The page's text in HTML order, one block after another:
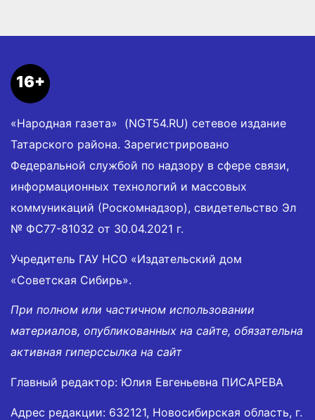
16+
«Народная газета» (NGT54.RU) сетевое издание
Татарского района. Зарегистрировано
Федеральной службой по надзору в сфере связи,
информационных технологий и массовых
коммуникаций (Роскомнадзор), свидетельство Эл
№ ФС77-81032 от 30.04.2021 г.
Учредитель ГАУ НСО «Издательский дом
«Советская Сибирь».
При полном или частичном использовании
материалов, опубликованных на сайте, обязательна
активная гиперссылка на сайт
Главный редактор: Юлия Евгеньевна ПИСАРЕВА
Адрес редакции: 632121, Новосибирская область, г.